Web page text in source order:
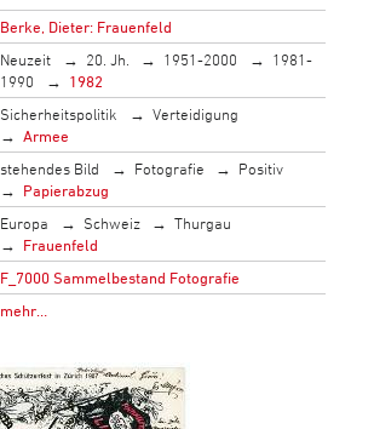
Berke, Dieter: Frauenfeld
Neuzeit 20. Jh. 1951-2000
1981-
1990
1982
Sicherheitspolitik
Verteidigung
Armee
stehendes Bild Fotografie
Positiv
Papierabzug
Europa Schweiz
Thurgau
Frauenfeld
F_7000 Sammelbestand Fotografie
mehr…